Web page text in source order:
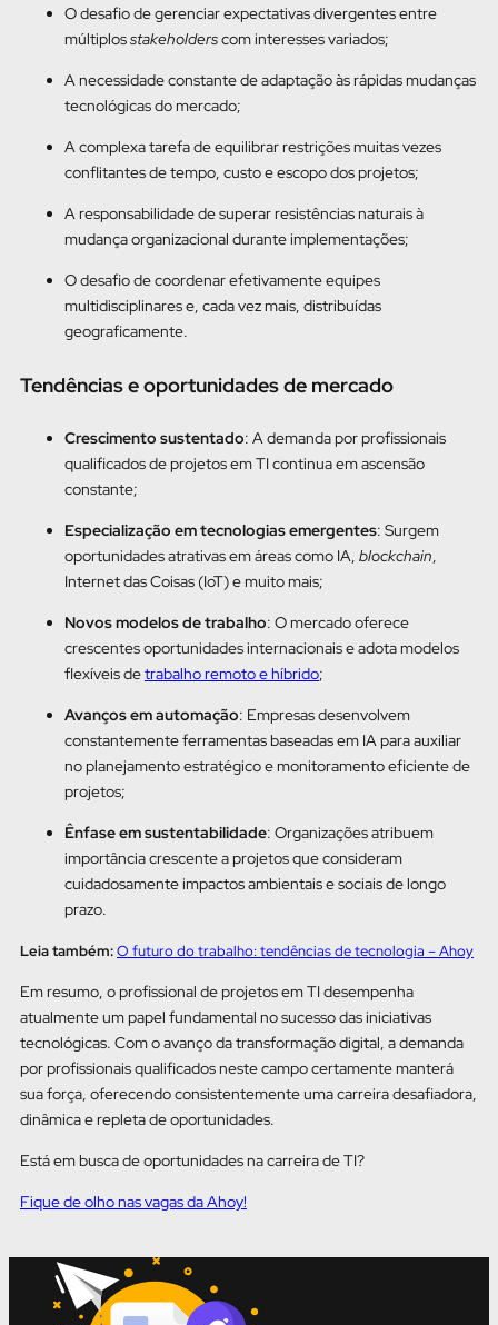
O desafio de gerenciar expectativas divergentes entre
múltiplosstakeholderscom interesses variados;
A necessidade constante de adaptação às rápidas mudanças
tecnológicas do mercado;
A complexa tarefa de equilibrar restrições muitas vezes
conflitantes de tempo, custo e escopo dos projetos;
A responsabilidade de superar resistências naturais à
mudança organizacional durante implementações;
O desafio de coordenar efetivamente equipes
multidisciplinares e, cada vez mais, distribuídas
geograficamente.
Tendências e oportunidades de mercado
Crescimento sustentado: A demanda por profissionais
qualificados de projetos em TI continua em ascensão
constante;
Especialização em tecnologias emergentes: Surgem
oportunidades atrativas em áreas como IA, blockchain,
Internet das Coisas (IoT) e muito mais;
Novos modelos de trabalho: O mercado oferece
crescentes oportunidades internacionais e adota modelos
flexíveis detrabalho remoto e híbrido;
Avanços em automação: Empresas desenvolvem
constantemente ferramentas baseadas em IA para auxiliar
no planejamento estratégico e monitoramento eficiente de
projetos;
Ênfase em sustentabilidade: Organizações atribuem
importância crescente a projetos que consideram
cuidadosamente impactos ambientais e sociais de longo
prazo.
Leia também:O futuro do trabalho: tendências de tecnologia – Ahoy
Em resumo, o profissional de projetos em TI desempenha
atualmente um papel fundamental no sucesso das iniciativas
tecnológicas. Com o avanço da transformação digital, a demanda
por profissionais qualificados neste campo certamente manterá
sua força, oferecendo consistentemente uma carreira desafiadora,
dinâmica e repleta de oportunidades.
Está em busca de oportunidades na carreira de TI?
Fique de olho nas vagas da Ahoy!